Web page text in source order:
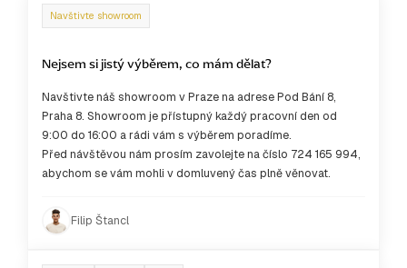
Navštivte showroom
Nejsem si jistý výběrem, co mám dělat?
Navštivte náš showroom v Praze na adrese Pod Bání 8,
Praha 8. Showroom je přístupný každý pracovní den od
9:00 do 16:00 a rádi vám s výběrem poradíme.
Před návštěvou nám prosím zavolejte na číslo 724 165 994,
abychom se vám mohli v domluvený čas plně věnovat.
Filip Štancl